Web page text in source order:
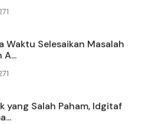
Waktu Selesaikan Masalah
A...
yang Salah Paham, Idgitaf